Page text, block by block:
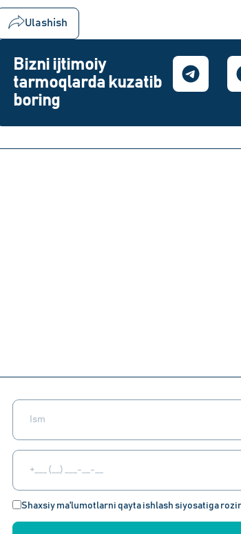
Ulashish
Bizni ijtimoiy
tarmoqlarda kuzatib
boring
Shaxsiy ma'lumotlarni qayta ishlash siyosatiga